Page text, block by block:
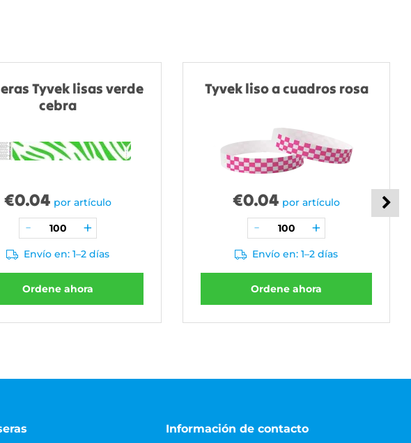
Tyvek lisas verde
cebra
€0.04 por artículo
Envío en: 1–2 días
Ordene ahora
Tyvek liso a cuadros rosa
€0.04 por artículo
Envío en: 1–2 días
Ordene ahora
Información de contacto